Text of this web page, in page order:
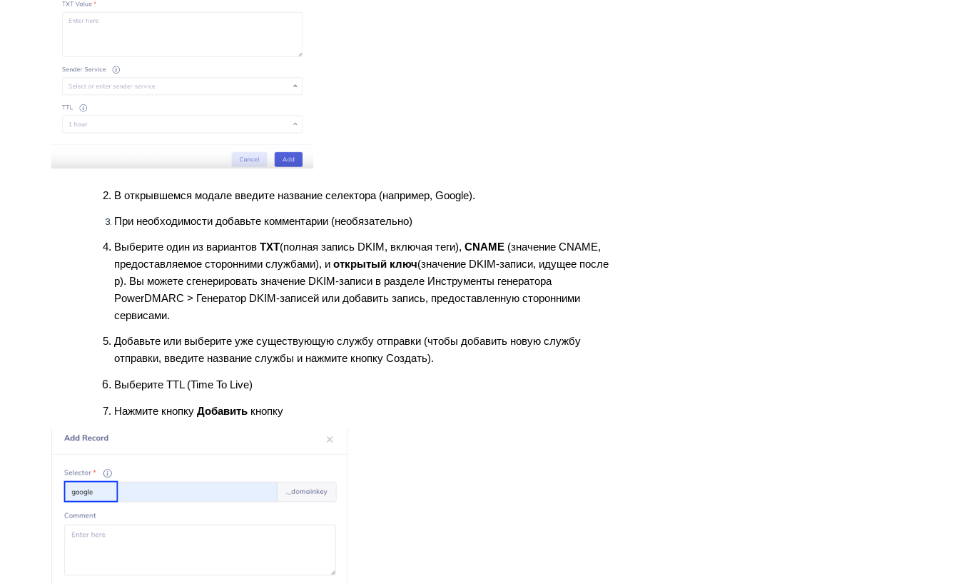
В открывшемся модале введите название селектора (например, Google).
При необходимости добавьте комментарии (необязательно)
Выберите один из вариантов TXT(полная запись DKIM, включая теги), CNAME (значение CNAME,
предоставляемое сторонними службами), и открытый ключ(значение DKIM-записи, идущее после
p). Вы можете сгенерировать значение DKIM-записи в разделе Инструменты генератора
PowerDMARC > Генератор DKIM-записей или добавить запись, предоставленную сторонними
сервисами.
Добавьте или выберите уже существующую службу отправки (чтобы добавить новую службу
отправки, введите название службы и нажмите кнопку Создать).
Выберите TTL (Time To Live)
Нажмите кнопку Добавить кнопку